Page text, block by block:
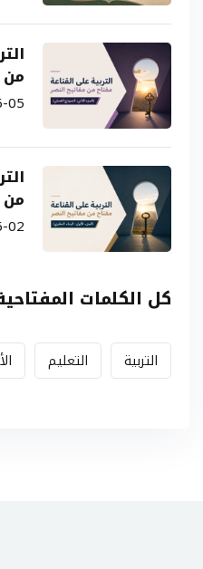
من
05
من
02
كل الكلمات
التربية التعليم